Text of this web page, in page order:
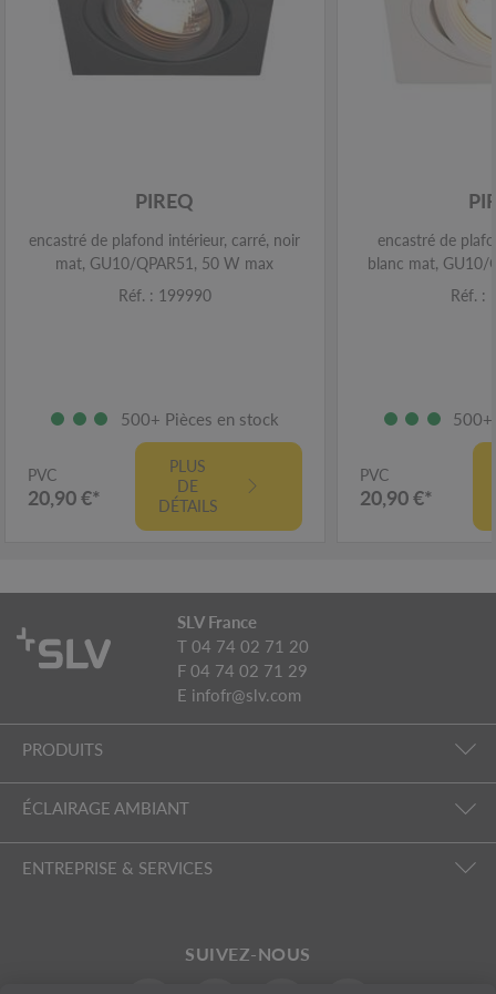
PIREQ
encastré de plafond intérieur, carré, noir
mat, GU10/QPAR51, 50 W max
Réf. : 199990
500+ Pièces en stock
PVC
20,90 €*
PLUS
DE
DÉTAILS
encastré de
blanc mat, GU10/
Réf. :
500+
PVC
20,90 €*
SLV France
T 04 74 02 71 20
F 04 74 02 71 29
E infofr@slv.com
PRODUITS
ÉCLAIRAGE AMBIANT
ENTREPRISE & SERVICES
SUIVEZ-NOUS